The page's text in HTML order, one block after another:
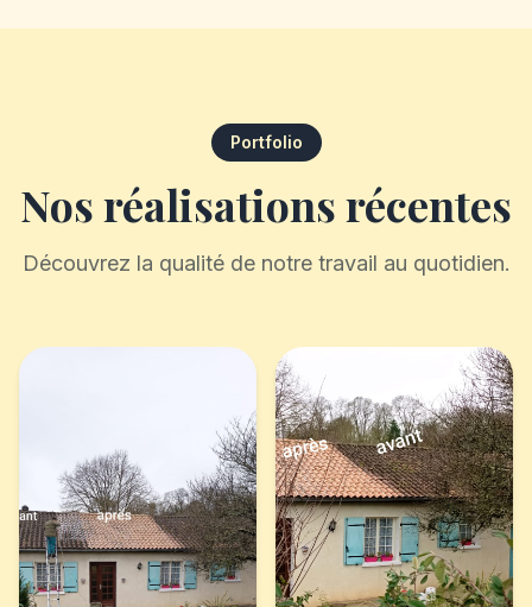
Portfolio
Nos réalisations récentes
Découvrez la qualité de notre travail au quotidien.